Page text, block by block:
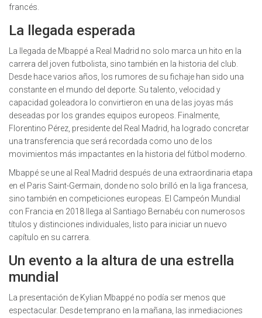
francés.
La llegada esperada
La llegada de Mbappé a Real Madrid no solo marca un hito en la
carrera del joven futbolista, sino también en la historia del club.
Desde hace varios años, los rumores de su fichaje han sido una
constante en el mundo del deporte. Su talento, velocidad y
capacidad goleadora lo convirtieron en una de las joyas más
deseadas por los grandes equipos europeos. Finalmente,
Florentino Pérez, presidente del Real Madrid, ha logrado concretar
una transferencia que será recordada como uno de los
movimientos más impactantes en la historia del fútbol moderno.
Mbappé se une al Real Madrid después de una extraordinaria etapa
en el Paris Saint-Germain, donde no solo brilló en la liga francesa,
sino también en competiciones europeas. El Campeón Mundial
con Francia en 2018 llega al Santiago Bernabéu con numerosos
títulos y distinciones individuales, listo para iniciar un nuevo
capítulo en su carrera.
Un evento a la altura de una estrella
mundial
La presentación de Kylian Mbappé no podía ser menos que
espectacular. Desde temprano en la mañana, las inmediaciones